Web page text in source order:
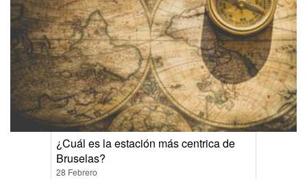
¿Cuál es la estación más centrica de
Bruselas?
28 Febrero